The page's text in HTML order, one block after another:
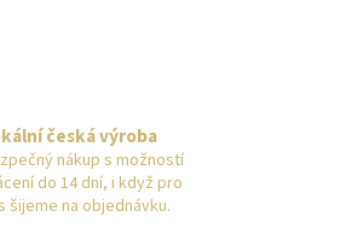
česká výroba
nákup s možností
do 14 dní, i když pro
šijeme na objednávku.